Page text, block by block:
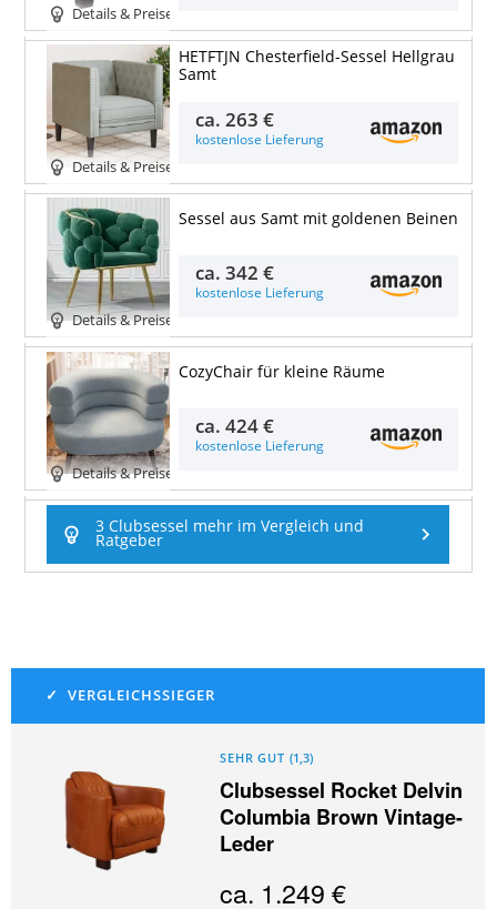
Details & Preise
Details & Preise
HETFTJN Chesterfield-Sessel Hellgrau
Samt
ca.263 €
kostenlose Lieferung
Details & Preise
Sessel aus Samt mit goldenen Beinen
ca.342 €
kostenlose Lieferung
Details & Preise
CozyChair für kleine Räume
ca.424 €
kostenlose Lieferung
3 Clubsessel mehr im Vergleich und
Ratgeber
SEHR GUT (1,3)
Clubsessel Rocket Delvin
Columbia Brown Vintage-
Leder
ca. 1.249 €